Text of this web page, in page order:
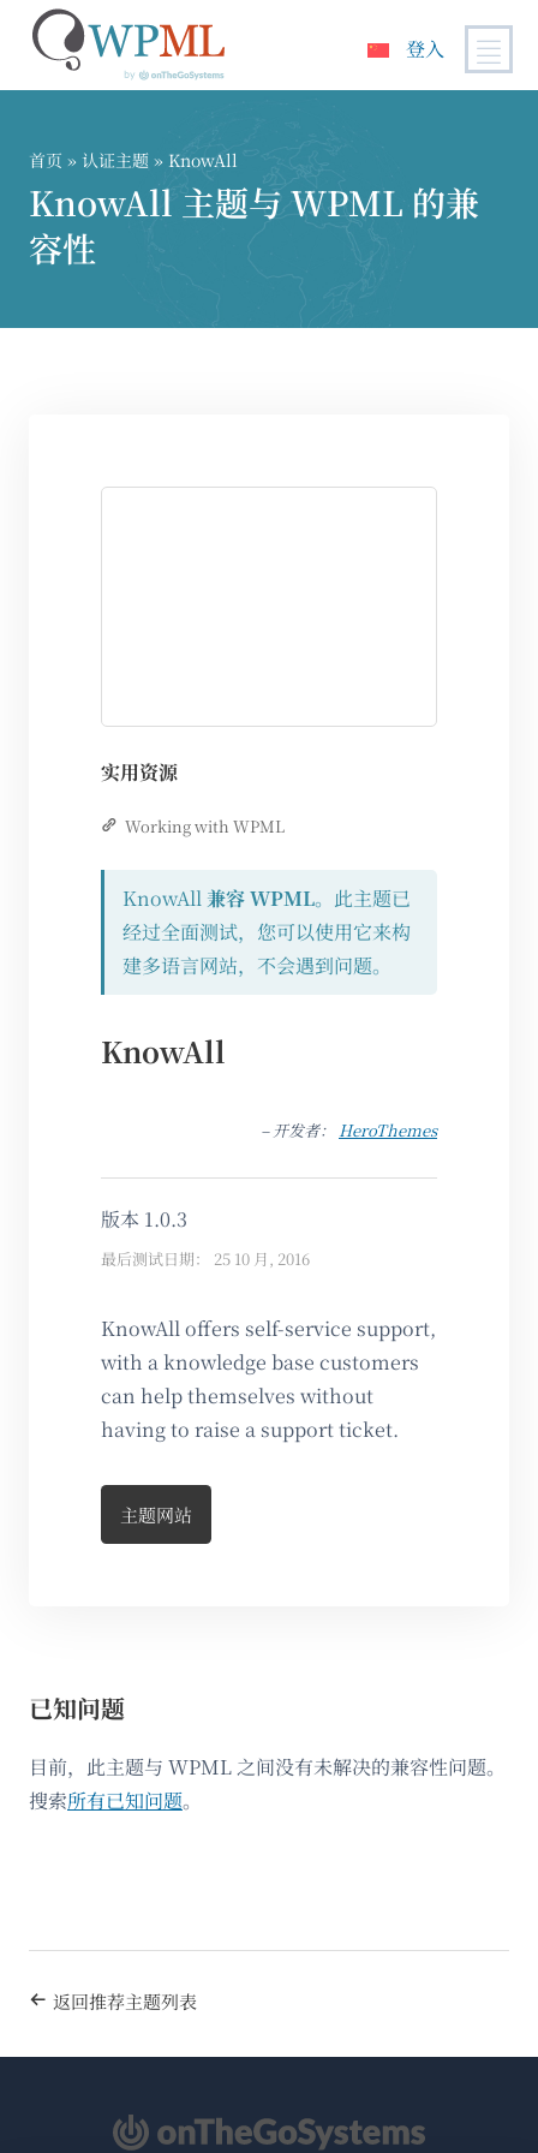
登入
首页 » 认证主题 » KnowAll
KnowAll 主题与 WPML 的兼
容性
实用资源
Working with WPML
KnowAll 兼容 WPML。此主题已
经过全面测试，您可以使用它来构
建多语言网站，不会遇到问题。
KnowAll
– 开发者： HeroThemes
版本 1.0.3
最后测试日期： 25 10 月, 2016
KnowAll offers self-service support,
with a knowledge base customers
can help themselves without
having to raise a support ticket.
主题网站
已知问题
目前，此主题与 WPML 之间没有未解决的兼容性问题。
搜索所有已知问题。
返回推荐主题列表